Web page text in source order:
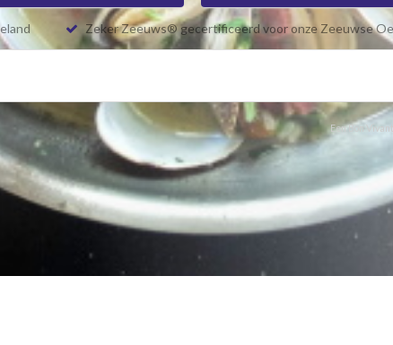
Zeker Zeeuws® gecertificeerd voor onze Zeeuwse
Een Bon